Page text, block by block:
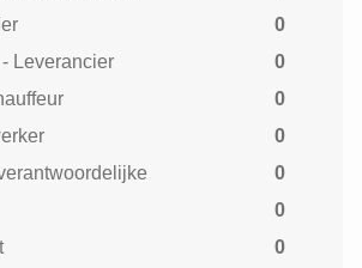
0
- Leverancier
0
0
0
0
0
0